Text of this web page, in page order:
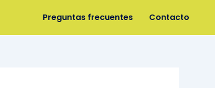
Preguntas frecuentes Contacto